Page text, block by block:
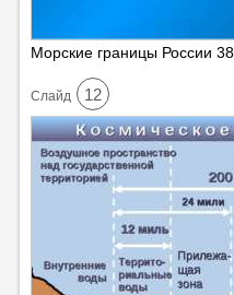
Морские границы России
Cлайд 12